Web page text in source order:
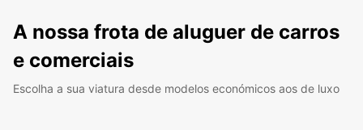
A nossa frota de aluguer de carros
e comerciais
Escolha a sua viatura desde modelos económicos aos de luxo